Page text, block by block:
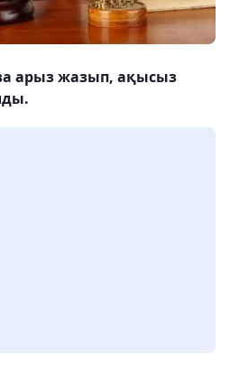
арыз жазып, ақысыз